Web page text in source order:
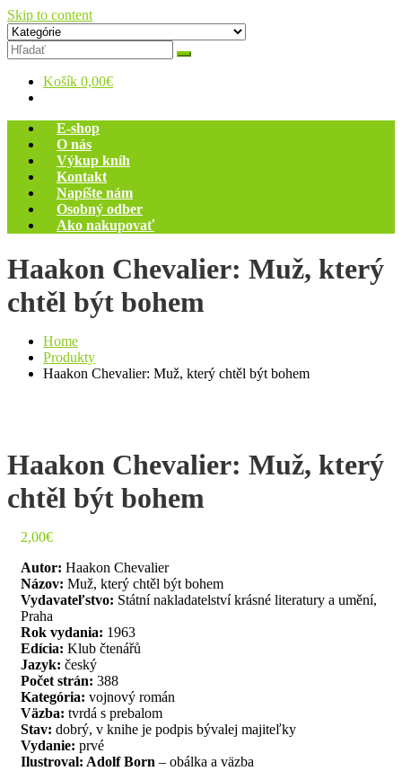
Skip to content
Zelený dom
Antikvariát
Košík 0,00€
E-shop
O nás
Výkup kníh
Kontakt
Napíšte nám
Osobný odber
Ako nakupovať
Haakon Chevalier: Muž, který
chtěl být bohem
Home
Produkty
Haakon Chevalier: Muž, který chtěl být bohem
Haakon Chevalier: Muž, který
chtěl být bohem
2,00€
Autor: Haakon Chevalier
Názov: Muž, který chtěl být bohem
Vydavateľstvo: Státní nakladatelství krásné literatury a umění,
Praha
Rok vydania: 1963
Edícia: Klub čtenářů
Jazyk: český
Počet strán: 388
Kategória: vojnový román
Väzba: tvrdá s prebalom
Stav: dobrý, v knihe je podpis bývalej majiteľky
Vydanie: prvé
Ilustroval: Adolf Born – obálka a väzba